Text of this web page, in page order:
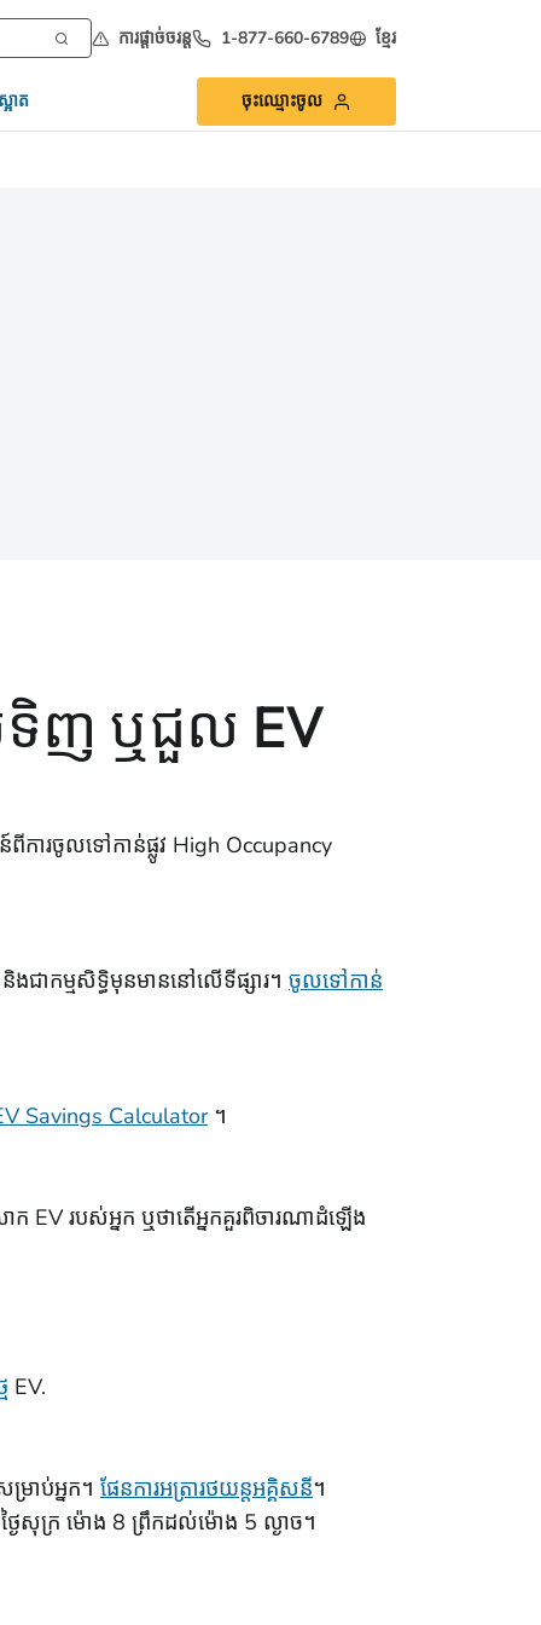
ការផ្ដាច់ចរន្ត 1-877-660-6789 ខ្មែរ
ាត ចុះឈ្មោះចូល
ទិញ ឬជួល EV
ការចូលទៅកាន់ផ្លូវ High Occupancy
ជាកម្មសិទ្ធិមុនមាននៅលើទីផ្សារ។ ចូលទៅកាន់
Savings Calculator។
ក EV របស់អ្នក ឬថាតើអ្នកគួរពិចារណាដំឡើង
EV.
រាប់អ្នក។ ផែនការអត្រារថយន្តអគ្គិសនី។
ងៃសុក្រ ម៉ោង 8 ព្រឹកដល់ម៉ោង 5 ល្ងាច។